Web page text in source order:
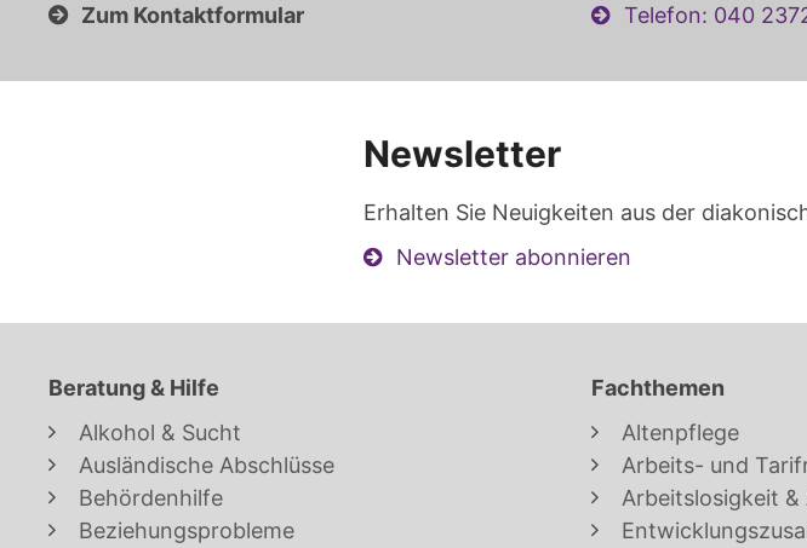
Zum Kontaktformular Telefon: 040
Newsletter
Erhalten Sie Neuigkeiten aus der
Newsletter abonnieren
Beratung & Hilfe
Alkohol & Sucht
Ausländische Abschlüsse
Behördenhilfe
Beziehungsprobleme
Fachthemen
Altenpflege
Arbeits- und
Arbeitslosigkeit &